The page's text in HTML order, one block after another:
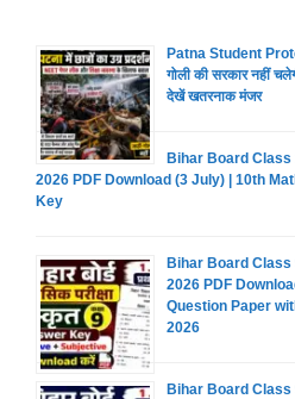
Patna Student
गोली की सरकार नहीं
देखें खतरनाक मंजर
Bihar Board Class
2026 PDF Download (3 July) | 10th
Key
Bihar Board
2026 PDF
Question Paper
2026
Bihar Board Class